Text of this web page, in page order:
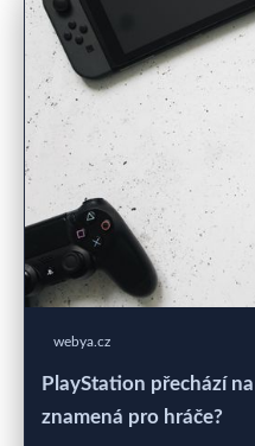
webya.cz
PlayStation přechází
znamená pro hráče?